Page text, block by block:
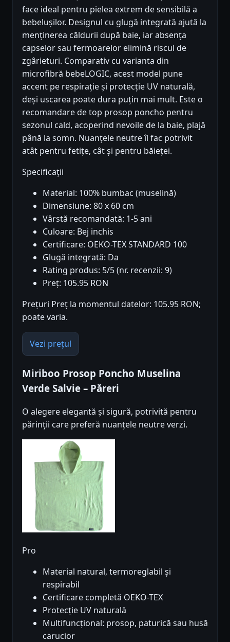
face ideal pentru pielea extrem de sensibilă a
bebelușilor. Designul cu glugă integrată ajută la
menținerea căldurii după baie, iar absența
capselor sau fermoarelor elimină riscul de
zgârieturi. Comparativ cu varianta din
microfibră bebeLOGIC, acest model pune
accent pe respirație și protecție UV naturală,
deși uscarea poate dura puțin mai mult. Este o
recomandare de top prosop poncho pentru
sezonul cald, acoperind nevoile de la baie, plajă
până la somn. Nuanțele neutre îl fac potrivit
atât pentru fetițe, cât și pentru băieței.
Specificații
Material: 100% bumbac (muselină)
Dimensiune: 80 x 60 cm
Vârstă recomandată: 1-5 ani
Culoare: Bej inchis
Certificare: OEKO-TEX STANDARD 100
Glugă integrată: Da
Rating produs: 5/5 (nr. recenzii: 9)
Preț: 105.95 RON
Prețuri Preț la momentul datelor: 105.95 RON;
poate varia.
Vezi prețul
Miriboo Prosop Poncho Muselina
Verde Salvie – Păreri
O alegere elegantă și sigură, potrivită pentru
părinții care preferă nuanțele neutre verzi.
Pro
Material natural, termoreglabil și
respirabil
Certificare completă OEKO-TEX
Protecție UV naturală
Multifuncțional: prosop, paturică sau husă
carucior